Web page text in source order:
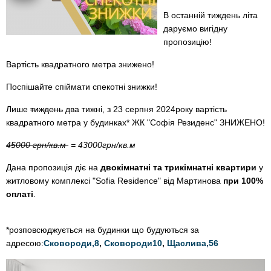
В останній тиждень літа
даруємо вигідну
пропозицію!
Вартість квадратного метра знижено!
Поспішайте спіймати спекотні знижки!
Лише тиждень два тижні, з 23 серпня 2024року вартість
квадратного метра у будинках* ЖК "Софія Резиденс" ЗНИЖЕНО!
45000 грн/кв.м = 43000грн/кв.м
Дана пропозиція діє на двокімнатні та трикімнатні квартири у
житловому комплексі "Sofia Residence" від Мартинова при 100%
оплаті
*розповсюджується на будинки що будуються за
адресою:Сковороди,8, Сковороди10, Щаслива,56